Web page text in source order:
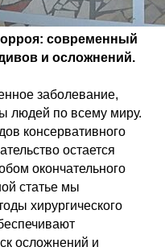
современный
и осложнений.
заболевание,
людей по всему миру.
консервативного
остается
окончательного
статье мы
хирургического
осложнений и